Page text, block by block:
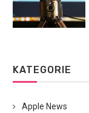
KATEGORIE
Apple News